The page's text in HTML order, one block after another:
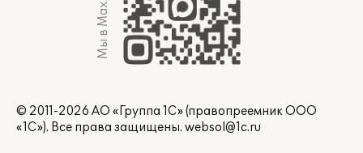
Мы в Max
© 2011-2026 АО «Группа 1С» (правопреемник ООО
«1С»). Все права защищены. websol@1c.ru